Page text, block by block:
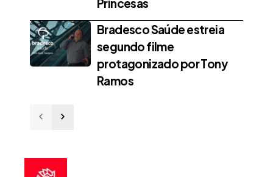
Princesas
Bradesco Saúde estreia
segundo filme
protagonizado por Tony
Ramos